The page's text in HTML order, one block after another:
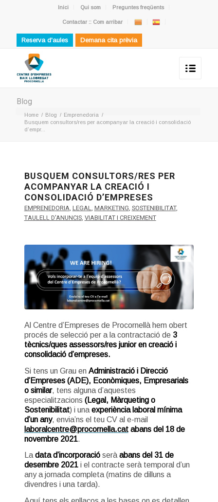
Inici Qui som Preguntes freqüents
Contactar :: Com arribar
Reserva d'aules Demana cita prèvia
Blog
Home / Blog / Emprenedoria /
Busquem consultors/res per acompanyar la creació i consolidació
d’empr...
BUSQUEM CONSULTORS/RES PER
ACOMPANYAR LA CREACIÓ I
CONSOLIDACIÓ D’EMPRESES
EMPRENEDORIA, LEGAL, MARKETING, SOSTENIBILITAT,
TAULELL D'ANUNCIS, VIABILITAT I CREIXEMENT
Al Centre d’Empreses de Procornellà hem obert
procés de selecció per a la contractació de 3
tècnics/ques assessors/res junior en creació i
consolidació d’empreses.
Si tens un Grau en Administració i Direcció
d’Empreses (ADE), Econòmiques, Empresarials
o similar, tens alguna d’aquestes
especialitzacions (Legal, Màrqueting o
Sostenibilitat) i una experiència laboral mínima
d’un any, envia’ns el teu CV al e-mail
laboralcentre@procornella.cat abans del 18 de
novembre 2021.
La data d’incorporació seràabans del 31 de
desembre 2021i el contracte serà temporal d’un
any a jornada completa (matins de dilluns a
divendres i una tarda).